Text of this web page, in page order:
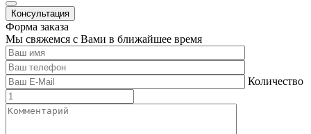
Консультация
Форма заказа
Мы свяжемся с Вами в ближайшее время
Количество